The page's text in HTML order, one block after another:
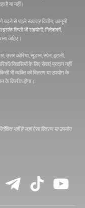
है या नहीं।
बढ़ने से पहले स्वतंत्र वित्तीय, कानूनी
किसी भी सहयोगी, निदेशकों,
चाहिए।
उत्तर कोरिया, सूडान, स्पेन, इटली,
निवासियों के लिए सेवाएं प्रदान नहीं
भी व्यक्ति को वितरण या उपयोग के
के विपरीत होगा।.
नहीं है जहां ऐसा वितरण या उपयोग